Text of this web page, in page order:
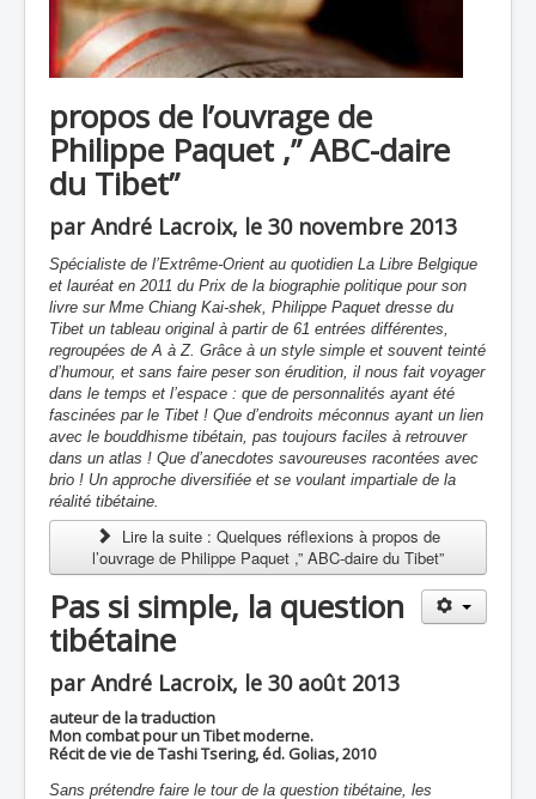
propos de l’ouvrage de
Philippe Paquet ,” ABC-daire
du Tibet”
par André Lacroix, le 30 novembre 2013
Spécialiste de l’Extrême-Orient au quotidien La Libre Belgique
et lauréat en 2011 du Prix de la biographie politique pour son
livre sur Mme Chiang Kai-shek, Philippe Paquet dresse du
Tibet un tableau original à partir de 61 entrées différentes,
regroupées de A à Z. Grâce à un style simple et souvent teinté
d’humour, et sans faire peser son érudition, il nous fait voyager
dans le temps et l’espace : que de personnalités ayant été
fascinées par le Tibet ! Que d’endroits méconnus ayant un lien
avec le bouddhisme tibétain, pas toujours faciles à retrouver
dans un atlas ! Que d’anecdotes savoureuses racontées avec
brio ! Un approche diversifiée et se voulant impartiale de la
réalité tibétaine.
Lire la suite : Quelques réflexions à propos de
l’ouvrage de Philippe Paquet ,” ABC-daire du Tibet”
Pas si simple, la question
tibétaine
par André Lacroix, le 30 août 2013
auteur de la traduction
Mon combat pour un Tibet moderne.
Récit de vie de Tashi Tsering, éd. Golias, 2010
Sans prétendre faire le tour de la question tibétaine, les